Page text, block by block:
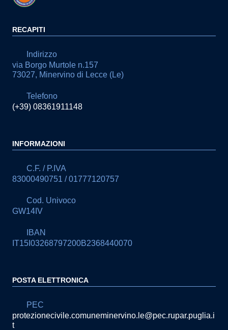
RECAPITI
Indirizzo
via Borgo Murtole n.157
73027, Minervino di Lecce (Le)
Telefono
(+39) 08361911148
INFORMAZIONI
C.F. / P.IVA
83000490751 / 01777120757
Cod. Univoco
GW14IV
IBAN
IT15I03268797200B2368440070
POSTA ELETTRONICA
PEC
protezionecivile.comuneminervino.le@pec.rupar.puglia.i
t